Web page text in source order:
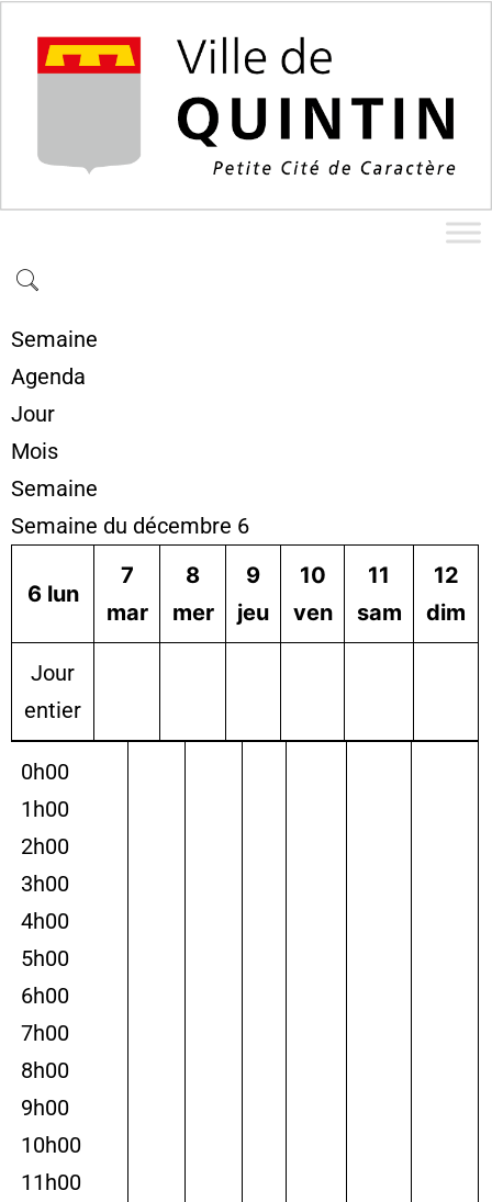
Semaine
Agenda
Jour
Mois
Semaine
Semaine du décembre 6
6 lun
7
mar
8
mer
9
jeu
10
ven
11
sam
12
dim
Jour
entier
0h00
1h00
2h00
3h00
4h00
5h00
6h00
7h00
8h00
9h00
10h00
11h00